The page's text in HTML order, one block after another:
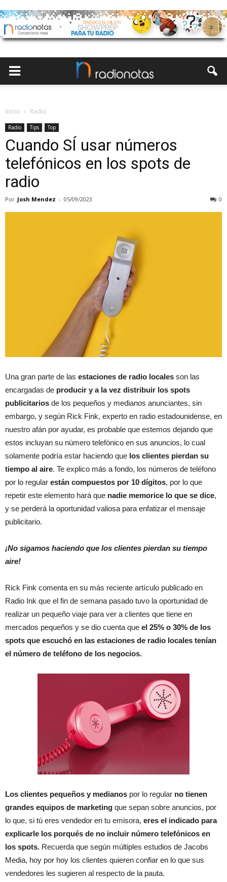
Inicio Radio
Radio Tips Top
Cuando SÍ usar números
telefónicos en los spots de
radio
Por Josh Mendez - 05/09/2023 0
Una gran parte de las estaciones de radio locales son las
encargadas de producir y a la vez distribuir los spots
publicitarios de los pequeños y medianos anunciantes, sin
embargo, y según Rick Fink, experto en radio estadounidense, en
nuestro afán por ayudar, es probable que estemos dejando que
estos incluyan su número telefónico en sus anuncios, lo cual
solamente podría estar haciendo que los clientes pierdan su
tiempo al aire. Te explico más a fondo, los números de teléfono
por lo regular están compuestos por 10 dígitos, por lo que
repetir este elemento hará que nadie memorice lo que se dice,
y se perderá la oportunidad valiosa para enfatizar el mensaje
publicitario.
¡No sigamos haciendo que los clientes pierdan su tiempo
aire!
Rick Fink comenta en su más reciente artículo publicado en
Radio Ink que el fin de semana pasado tuvo la oportunidad de
realizar un pequeño viaje para ver a clientes que tiene en
mercados pequeños y se dio cuenta que el 25% o 30% de los
spots que escuchó en las estaciones de radio locales tenían
el número de teléfono de los negocios.
Los clientes pequeños y medianos por lo regular no tienen
grandes equipos de marketing que sepan sobre anuncios, por
lo que, si tú eres vendedor en tu emisora, eres el indicado para
explicarle los porqués de no incluir número telefónicos en
los spots. Recuerda que según múltiples estudios de Jacobs
Media, hoy por hoy los clientes quieren confiar en lo que sus
vendedores les sugieren al respecto de la pauta.